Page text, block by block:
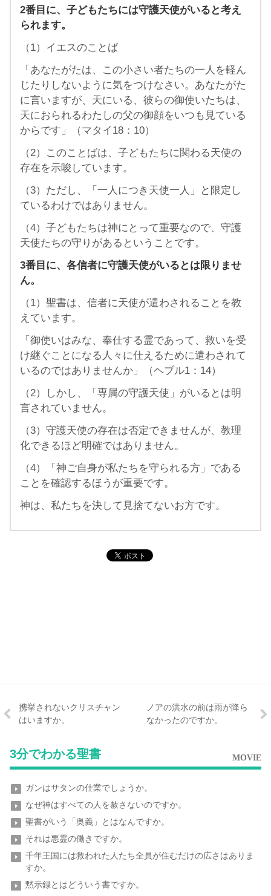
2番目に、子どもたちには守護天使がいると考え
られます。
（1）イエスのことば
「あなたがたは、この小さい者たちの一人を軽ん
じたりしないように気をつけなさい。あなたがた
に言いますが、天にいる、彼らの御使いたちは、
天におられるわたしの父の御顔をいつも見ている
からです」（マタイ18：10）
（2）このことばは、子どもたちに関わる天使の
存在を示唆しています。
（3）ただし、「一人につき天使一人」と限定し
ているわけではありません。
（4）子どもたちは神にとって重要なので、守護
天使たちの守りがあるということです。
3番目に、各信者に守護天使がいるとは限りませ
ん。
（1）聖書は、信者に天使が遣わされることを教
えています。
「御使いはみな、奉仕する霊であって、救いを受
け継ぐことになる人々に仕えるために遣わされて
いるのではありませんか」（ヘブル1：14）
（2）しかし、「専属の守護天使」がいるとは明
言されていません。
（3）守護天使の存在は否定できませんが、教理
化できるほど明確ではありません。
（4）「神ご自身が私たちを守られる方」である
ことを確認するほうが重要です。
神は、私たちを決して見捨てないお方です。
携挙されないクリスチャン
はいますか。
ノアの洪水の前は雨が降ら
なかったのですか。
3分でわかる聖書 MOVIE
ガンはサタンの仕業でしょうか。
なぜ神はすべての人を赦さないのですか。
聖書がいう「奥義」とはなんですか。
それは悪霊の働きですか。
千年王国には救われた人たち全員が住むだけの広さはありま
すか。
黙示録とはどういう書ですか。